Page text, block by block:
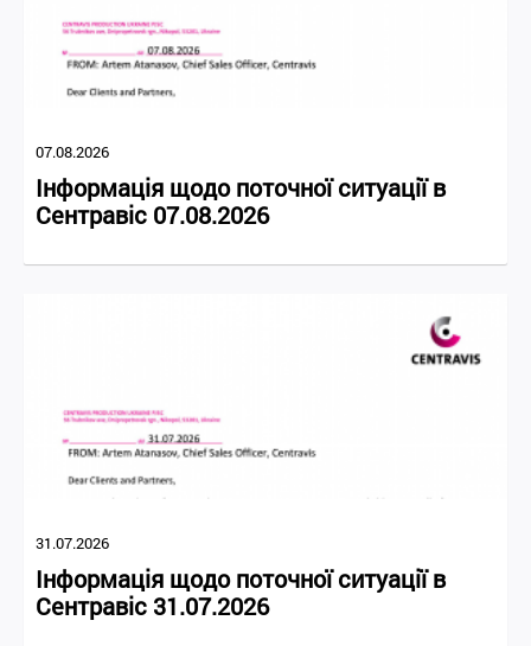
07.08.2026
Інформація щодо поточної ситуації в
Сентравіс 07.08.2026
31.07.2026
Інформація щодо поточної ситуації в
Сентравіс 31.07.2026